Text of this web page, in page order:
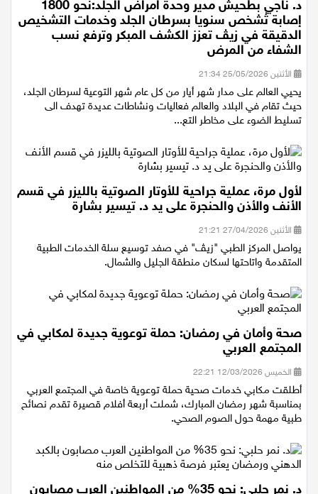
د. ناجي بطحيش مدير وحدة امراض الجلد:نحو 1800
إصابة تُشخص سنويا بسرطان الجلد وخدمات التشخيص
الدقيقة في زيڤ تعزز الكشف المبكر وترفع نسب
الشفاء من المرض
الأثنين 25/05/2026 21:34
يحيي العالم على مدار شهر أيار من كل عام شهر التوعية لسرطان الجلد،
حيث تقام في البلاد والعالم فعاليات ونشاطات عديدة تهدف الى
لأول مرة، عملية جراحية للأوتار الصوتية بالليزر في قسم
الأنف والأذن والحنجرة على يد د. تيسير بشارة
الأثنين 27/04/2026 21:21
يواصل المركز الطبي "زيڤ" في صفد توسيع سلة الخدمات الطبية
صحة وأمان في رمضان: حملة توعوية جديدة لمكابي في
المجتمع العربي
الخميس 12/03/2026 22:21
أطلقت مكابي خدمات صحية حملة توعوية خاصة في المجتمع العربي
بمناسبة شهر رمضان المبارك، شملت أربعة أفلام قصيرة تقدم نصائح